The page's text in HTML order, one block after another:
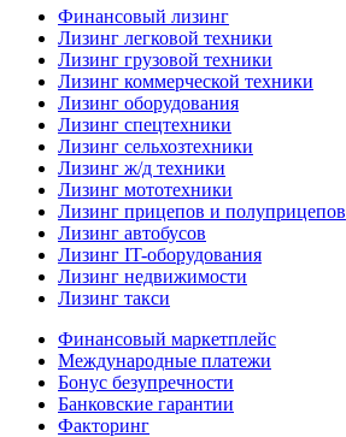
Финансовый лизинг
Лизинг легковой техники
Лизинг грузовой техники
Лизинг коммерческой техники
Лизинг оборудования
Лизинг спецтехники
Лизинг сельхозтехники
Лизинг ж/д техники
Лизинг мототехники
Лизинг прицепов и полуприцепов
Лизинг автобусов
Лизинг IT-оборудования
Лизинг недвижимости
Лизинг такси
Финансовый маркетплейс
Международные платежи
Бонус безупречности
Банковские гарантии
Факторинг